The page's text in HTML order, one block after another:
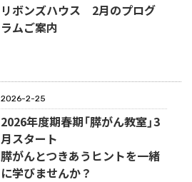
リボンズハウス 2月のプログ
ラムご案内
2026-2-25
2026年度期春期「膵がん教室」3
月スタート
膵がんとつきあうヒントを一緒
に学びませんか？